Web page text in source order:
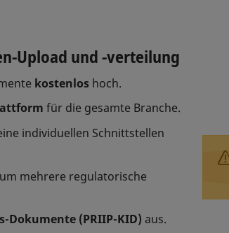
Upload und -verteilung
kostenlos hoch.
für die gesamte Branche.
individuellen Schnittstellen
mehrere regulatorische
Dokumente (PRIIP-KID) aus.